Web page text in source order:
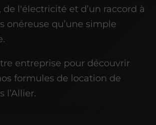
l'électricité et d’un raccord à
onéreuse qu’une simple
entreprise pour découvrir
formules de location de
l’Allier.